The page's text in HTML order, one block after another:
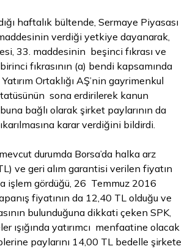
haftalık bültende, Sermaye Piyasası
verdiği yetkiye dayanarak,
33. maddesinin beşinci fıkrası ve
fıkrasının (a) bendi kapsamında
Ortaklığı AŞ’nin gayrimenkul
sona erdirilerek kanun
bağlı olarak şirket paylarının da
karar verdiğini bildirdi.
durumda Borsa’da halka arz
ve geri alım garantisi verilen fiyatın
işlem gördüğü, 26 Temmuz 2016
fiyatının da 12,40 TL olduğu ve
bulunduğuna dikkati çeken SPK,
ışığında yatırımcı menfaatine olacak
paylarını 14,00 TL bedelle şirkete